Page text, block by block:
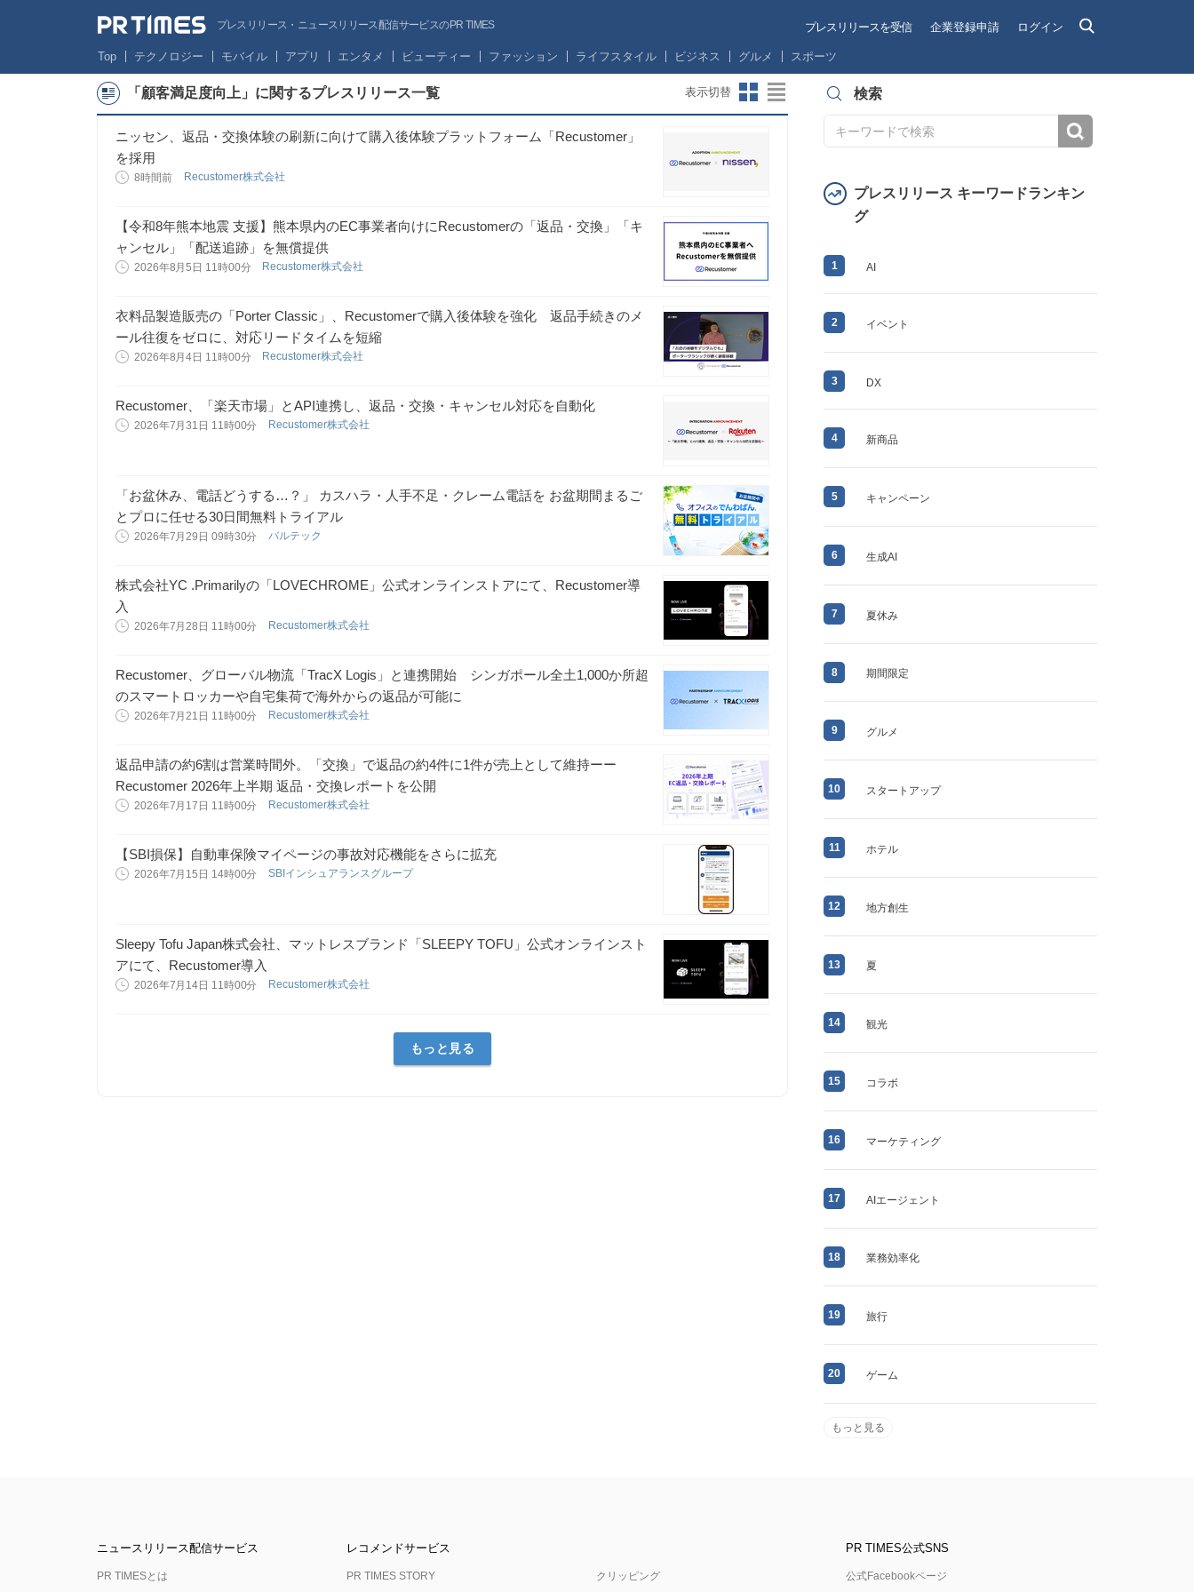
プレスリリース・ニュースリリース配信サービスのPR TIMES プレスリリースを受信 企業登録申請 ログイン
Top テクノロジー モバイル アプリ エンタメ ビューティー ファッション ライフスタイル ビジネス グルメ スポーツ
「顧客満足度向上」に関するプレスリリース一覧 表示切替
ニッセン、返品・交換体験の刷新に向けて購入後体験プラットフォーム「Recustomer」
を採用
8時間前 Recustomer株式会社
【令和8年熊本地震 支援】熊本県内のEC事業者向けにRecustomerの「返品・交換」「キ
ャンセル」「配送追跡」を無償提供
2026年8月5日 11時00分 Recustomer株式会社
衣料品製造販売の「Porter Classic」、Recustomerで購入後体験を強化 返品手続きのメ
ール往復をゼロに、対応リードタイムを短縮
2026年8月4日 11時00分 Recustomer株式会社
Recustomer、「楽天市場」とAPI連携し、返品・交換・キャンセル対応を自動化
2026年7月31日 11時00分 Recustomer株式会社
「お盆休み、電話どうする…？」 カスハラ・人手不足・クレーム電話を お盆期間まるご
とプロに任せる30日間無料トライアル
2026年7月29日 09時30分 バルテック
株式会社YC .Primarilyの「LOVECHROME」公式オンラインストアにて、Recustomer導
入
2026年7月28日 11時00分 Recustomer株式会社
Recustomer、グローバル物流「TracX Logis」と連携開始 シンガポール全土1,000か所超
のスマートロッカーや自宅集荷で海外からの返品が可能に
2026年7月21日 11時00分 Recustomer株式会社
返品申請の約6割は営業時間外。「交換」で返品の約4件に1件が売上として維持ーー
Recustomer 2026年上半期 返品・交換レポートを公開
2026年7月17日 11時00分 Recustomer株式会社
【SBI損保】自動車保険マイページの事故対応機能をさらに拡充
2026年7月15日 14時00分 SBIインシュアランスグループ
Sleepy Tofu Japan株式会社、マットレスブランド「SLEEPY TOFU」公式オンラインスト
アにて、Recustomer導入
2026年7月14日 11時00分 Recustomer株式会社
もっと見る
検索
プレスリリース キーワードランキン
グ
1 AI
2 イベント
3 DX
4 新商品
5 キャンペーン
6 生成AI
7 夏休み
8 期間限定
9 グルメ
10 スタートアップ
11 ホテル
12 地方創生
13 夏
14 観光
15 コラボ
16 マーケティング
17 AIエージェント
18 業務効率化
19 旅行
20 ゲーム
もっと見る
ニュースリリース配信サービス
PR TIMESとは
レコメンドサービス
PR TIMES STORY クリッピング
PR TIMES公式SNS
公式Facebookページ